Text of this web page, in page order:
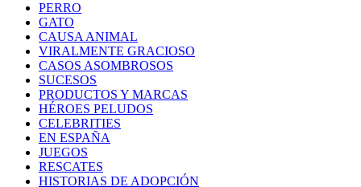
PERRO
GATO
CAUSA ANIMAL
VIRALMENTE GRACIOSO
CASOS ASOMBROSOS
SUCESOS
PRODUCTOS Y MARCAS
HÉROES PELUDOS
CELEBRITIES
EN ESPAÑA
JUEGOS
RESCATES
HISTORIAS DE ADOPCIÓN